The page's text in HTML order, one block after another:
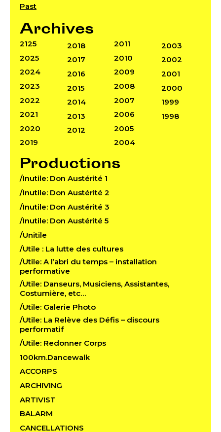
Past
Archives
2125
2025
2024
2023
2022
2021
2020
2019
2018
2017
2016
2015
2014
2013
2012
2011
2010
2009
2008
2007
2006
2005
2004
2003
2002
2001
2000
1999
1998
Productions
/Inutile: Don Austérité 1
/Inutile: Don Austérité 2
/Inutile: Don Austérité 3
/Inutile: Don Austérité 5
/Unitile
/Utile : La lutte des cultures
/Utile: A l’abri du temps – installation
performative
/Utile: Danseurs, Musiciens, Assistantes,
Costumière, etc…
/Utile: Galerie Photo
/Utile: La Relève des Défis – discours
performatif
/Utile: Redonner Corps
100km.Dancewalk
ACCORPS
ARCHIVING
ARTIVIST
BALARM
CANCELLATIONS